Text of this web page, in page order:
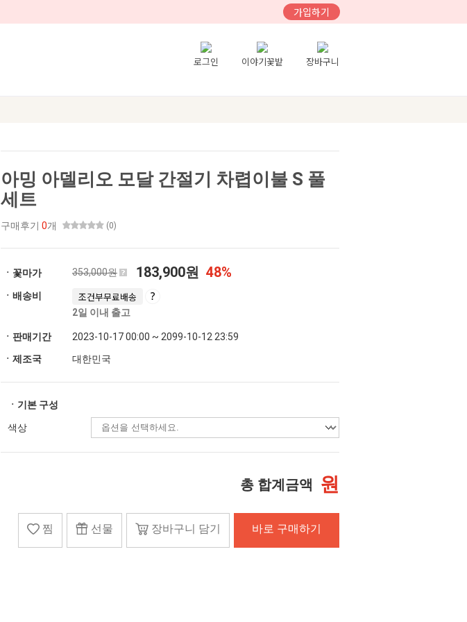
가입하기
로그인 이야기꽃밭 장바구니
아밍 아델리오 모달 간절기 차렵이불 S 풀
세트
구매후기 0개 (0)
ㆍ꽃마가 353,000원 183,900원 48%
ㆍ배송비 조건부무료배송
2일 이내 출고
ㆍ판매기간
2023-10-17 00:00 ~ 2099-10-12 23:59
ㆍ제조국
대한민국
ㆍ기본 구성
색상
총 합계금액 원
찜 선물 장바구니 담기 바로 구매하기